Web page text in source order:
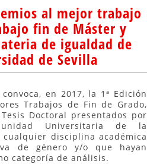
al mejor trabajo
fin de Máster y
de igualdad de
de Sevilla
en 2017, la 1ª Edición
Trabajos de Fin de Grado,
Doctoral presentados por
Universitaria de la
disciplina académica
de género y/o que hayan
categoría de análisis.